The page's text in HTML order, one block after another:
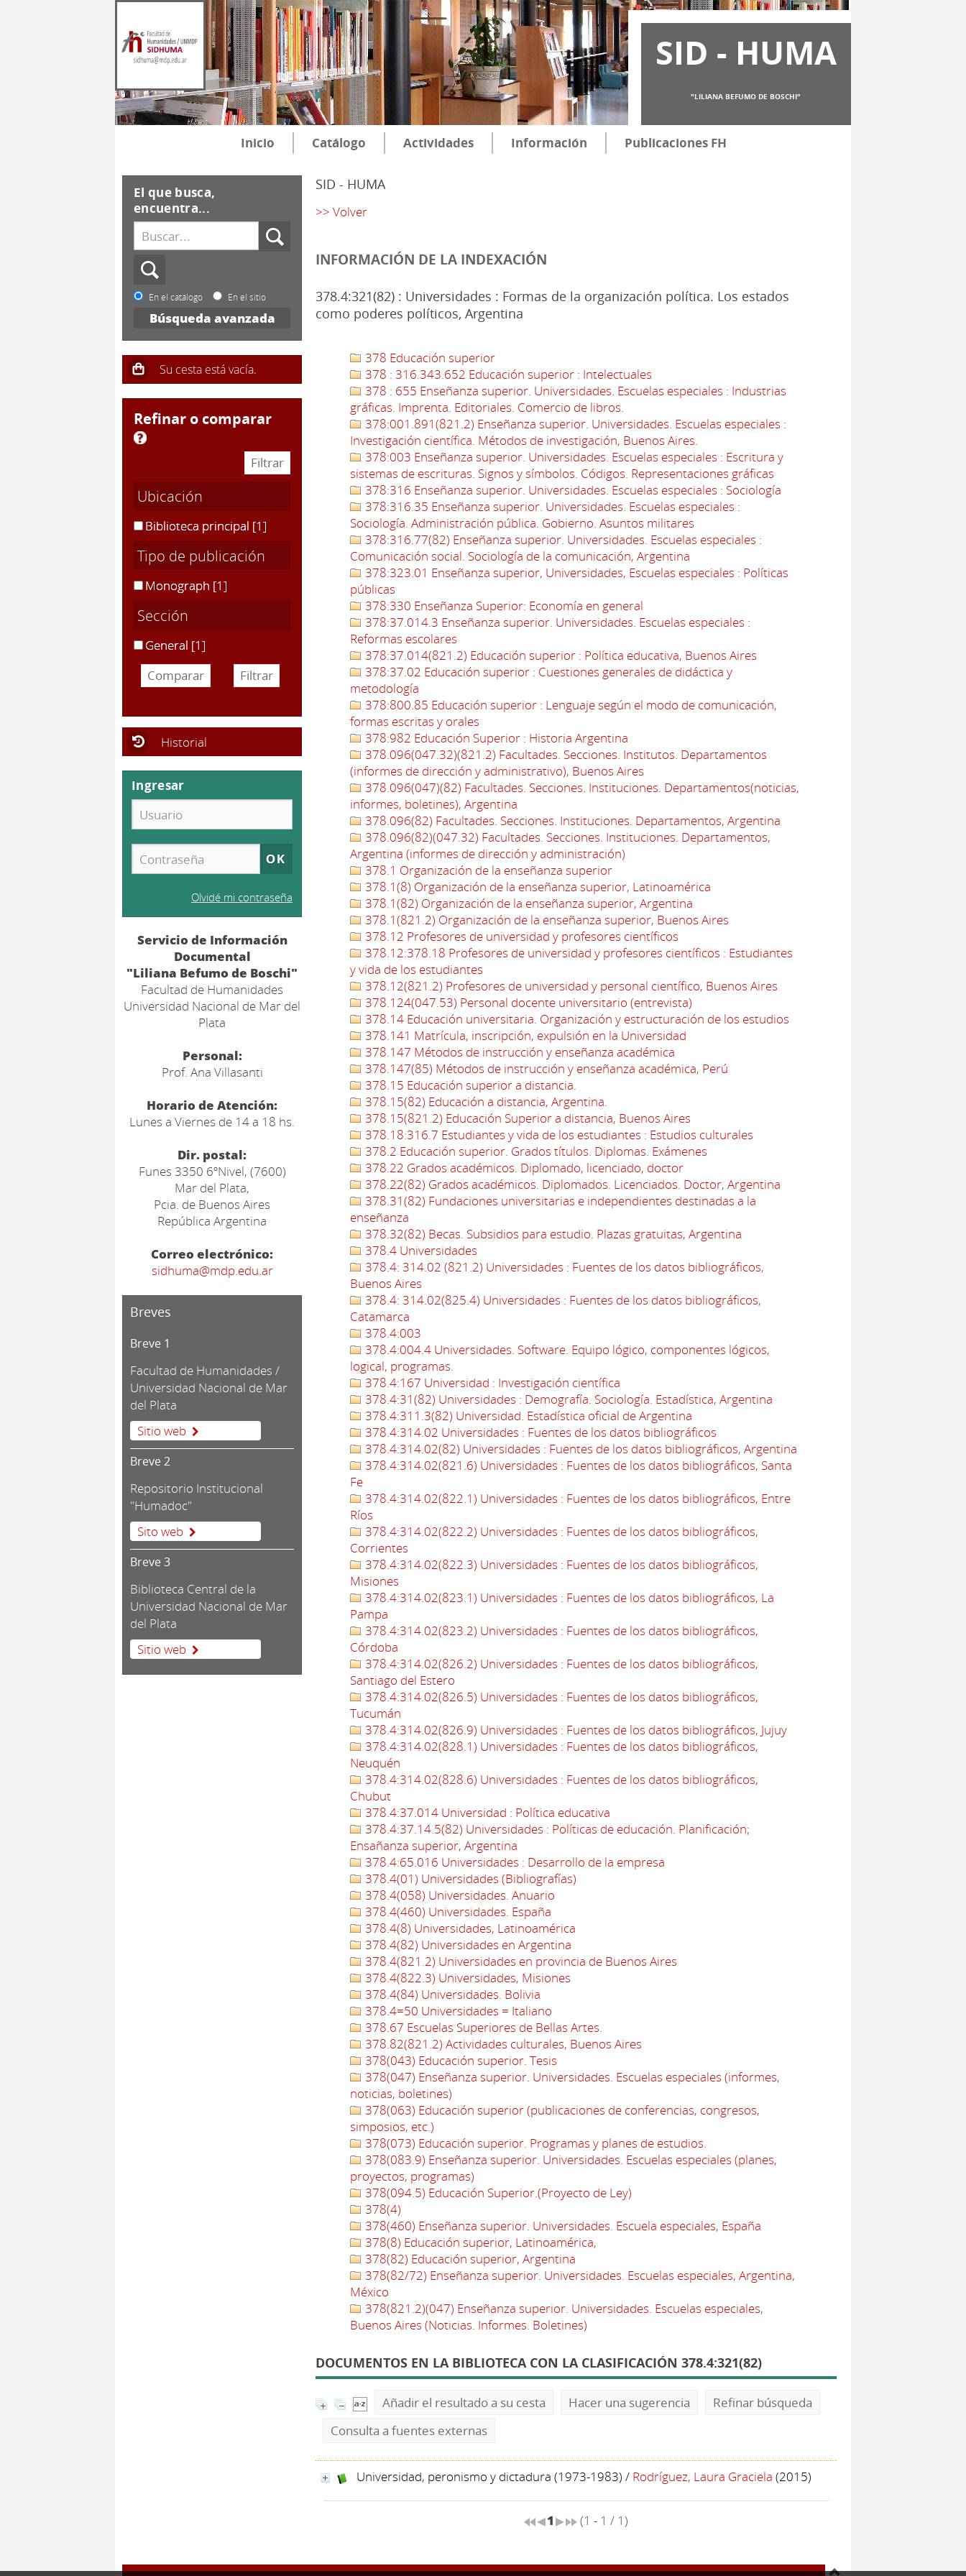
SID - HUMA
"LILIANA BEFUMO DE BOSCHI"
Inicio Catálogo Actividades Información Publicaciones FH
SID - HUMA
>> Volver
INFORMACIÓN DE LA INDEXACIÓN
378.4:321(82) : Universidades : Formas de la organización política. Los estados
como poderes políticos, Argentina
378 Educación superior
378 : 316.343.652 Educación superior : Intelectuales
378 : 655 Enseñanza superior. Universidades. Escuelas especiales : Industrias
gráficas. Imprenta. Editoriales. Comercio de libros.
378:001.891(821.2) Enseñanza superior. Universidades. Escuelas especiales :
Investigación científica. Métodos de investigación, Buenos Aires.
378:003 Enseñanza superior. Universidades. Escuelas especiales : Escritura y
sistemas de escrituras. Signos y símbolos. Códigos. Representaciones gráficas
378:316 Enseñanza superior. Universidades. Escuelas especiales : Sociología
378:316.35 Enseñanza superior. Universidades. Escuelas especiales :
Sociología. Administración pública. Gobierno. Asuntos militares
378:316.77(82) Enseñanza superior. Universidades. Escuelas especiales :
Comunicación social. Sociología de la comunicación, Argentina
378:323.01 Enseñanza superior, Universidades, Escuelas especiales : Políticas
públicas
378:330 Enseñanza Superior: Economía en general
378:37.014.3 Enseñanza superior. Universidades. Escuelas especiales :
Reformas escolares
378:37.014(821.2) Educación superior : Política educativa, Buenos Aires
378:37.02 Educación superior : Cuestiones generales de didáctica y
metodología
378:800.85 Educación superior : Lenguaje según el modo de comunicación,
formas escritas y orales
378:982 Educación Superior : Historia Argentina
378.096(047.32)(821.2) Facultades. Secciones. Institutos. Departamentos
(informes de dirección y administrativo), Buenos Aires
378.096(047)(82) Facultades. Secciones. Instituciones. Departamentos(noticias,
informes, boletines), Argentina
378.096(82) Facultades. Secciones. Instituciones. Departamentos, Argentina
378.096(82)(047.32) Facultades. Secciones. Instituciones. Departamentos,
Argentina (informes de dirección y administración)
378.1 Organización de la enseñanza superior
378.1(8) Organización de la enseñanza superior, Latinoamérica
378.1(82) Organización de la enseñanza superior, Argentina
378.1(821.2) Organización de la enseñanza superior, Buenos Aires
378.12 Profesores de universidad y profesores científicos
378.12:378.18 Profesores de universidad y profesores científicos : Estudiantes
y vida de los estudiantes
378.12(821.2) Profesores de universidad y personal científico, Buenos Aires
378.124(047.53) Personal docente universitario (entrevista)
378.14 Educación universitaria. Organización y estructuración de los estudios
378.141 Matrícula, inscripción, expulsión en la Universidad
378.147 Métodos de instrucción y enseñanza académica
378.147(85) Métodos de instrucción y enseñanza académica, Perú
378.15 Educación superior a distancia.
378.15(82) Educación a distancia, Argentina.
378.15(821.2) Educación Superior a distancia, Buenos Aires
378.18:316.7 Estudiantes y vida de los estudiantes : Estudios culturales
378.2 Educación superior. Grados títulos. Diplomas. Exámenes
378.22 Grados académicos. Diplomado, licenciado, doctor
378.22(82) Grados académicos. Diplomados. Licenciados. Doctor, Argentina
378.31(82) Fundaciones universitarias e independientes destinadas a la
enseñanza
378.32(82) Becas. Subsidios para estudio. Plazas gratuitas, Argentina
378.4 Universidades
378.4: 314.02 (821.2) Universidades : Fuentes de los datos bibliográficos,
Buenos Aires
378.4: 314.02(825.4) Universidades : Fuentes de los datos bibliográficos,
Catamarca
378.4:003
378.4:004.4 Universidades. Software. Equipo lógico, componentes lógicos,
logical, programas.
378.4:167 Universidad : Investigación científica
378.4:31(82) Universidades : Demografía. Sociología. Estadística, Argentina
378.4:311.3(82) Universidad. Estadística oficial de Argentina
378.4:314.02 Universidades : Fuentes de los datos bibliográficos
378.4:314.02(82) Universidades : Fuentes de los datos bibliográficos, Argentina
378.4:314.02(821.6) Universidades : Fuentes de los datos bibliográficos, Santa
Fe
378.4:314.02(822.1) Universidades : Fuentes de los datos bibliográficos, Entre
Ríos
378.4:314.02(822.2) Universidades : Fuentes de los datos bibliográficos,
Corrientes
378.4:314.02(822.3) Universidades : Fuentes de los datos bibliográficos,
Misiones
378.4:314.02(823.1) Universidades : Fuentes de los datos bibliográficos, La
Pampa
378.4:314.02(823.2) Universidades : Fuentes de los datos bibliográficos,
Córdoba
378.4:314.02(826.2) Universidades : Fuentes de los datos bibliográficos,
Santiago del Estero
378.4:314.02(826.5) Universidades : Fuentes de los datos bibliográficos,
Tucumán
378.4:314.02(826.9) Universidades : Fuentes de los datos bibliográficos, Jujuy
378.4:314.02(828.1) Universidades : Fuentes de los datos bibliográficos,
Neuquén
378.4:314.02(828.6) Universidades : Fuentes de los datos bibliográficos,
Chubut
378.4:37.014 Universidad : Política educativa
378.4:37.14.5(82) Universidades : Políticas de educación. Planificación;
Ensañanza superior, Argentina
378.4:65.016 Universidades : Desarrollo de la empresa
378.4(01) Universidades (Bibliografías)
378.4(058) Universidades. Anuario
378.4(460) Universidades. España
378.4(8) Universidades, Latinoamérica
378.4(82) Universidades en Argentina
378.4(821.2) Universidades en provincia de Buenos Aires
378.4(822.3) Universidades, Misiones
378.4(84) Universidades. Bolivia
378.4=50 Universidades = Italiano
378.67 Escuelas Superiores de Bellas Artes.
378.82(821.2) Actividades culturales, Buenos Aires
378(043) Educación superior. Tesis
378(047) Enseñanza superior. Universidades. Escuelas especiales (informes,
noticias, boletines)
378(063) Educación superior (publicaciones de conferencias, congresos,
simposios, etc.)
378(073) Educación superior. Programas y planes de estudios.
378(083.9) Enseñanza superior. Universidades. Escuelas especiales (planes,
proyectos, programas)
378(094.5) Educación Superior.(Proyecto de Ley)
378(4)
378(460) Enseñanza superior. Universidades. Escuela especiales, España
378(8) Educación superior, Latinoamérica,
378(82) Educación superior, Argentina
378(82/72) Enseñanza superior. Universidades. Escuelas especiales, Argentina,
México
378(821.2)(047) Enseñanza superior. Universidades. Escuelas especiales,
Buenos Aires (Noticias. Informes. Boletines)
DOCUMENTOS EN LA BIBLIOTECA CON LA CLASIFICACIÓN 378.4:321(82)
Añadir el resultado a su cesta Hacer una sugerencia
Refinar búsqueda
Consulta a fuentes externas
Universidad, peronismo y dictadura (1973-1983) / Rodríguez, Laura Graciela (2015)
1 (1 - 1 / 1)
El que busca,
encuentra...
En el catálogo En el sitio
Búsqueda avanzada
refinar o comparar
Ubicación
Biblioteca principal [1]
Tipo de publicación
Monograph [1]
Sección
General [1]
Historial
Ingresar
Olvidé mi contraseña
Servicio de Información
Documental
"Liliana Befumo de Boschi"
Facultad de Humanidades
Universidad Nacional de Mar del
Plata
Personal:
Prof. Ana Villasanti
Horario de Atención:
Lunes a Viernes de 14 a 18 hs.
Dir. postal:
Funes 3350 6ºNivel, (7600)
Mar del Plata,
Pcia. de Buenos Aires
República Argentina
Correo electrónico:
sidhuma@mdp.edu.ar
Breves
Breve 1
Facultad de Humanidades /
Universidad Nacional de Mar
del Plata
Sitio web
Breve 2
Repositorio Institucional
"Humadoc"
Sito web
Breve 3
Biblioteca Central de la
Universidad Nacional de Mar
del Plata
Sitio web